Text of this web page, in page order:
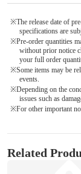
※The release date of
specifications are
※Pre-order quantities
without prior notice
your full order
※Some items may be
events.
※Depending on the
issues such as
※For other important
Related